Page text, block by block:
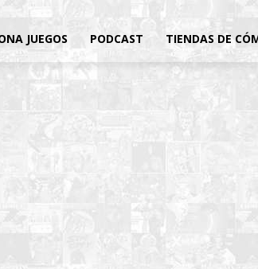
JUEGOS PODCAST TIENDAS DE